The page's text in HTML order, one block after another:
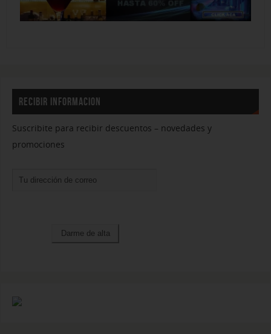
RECIBIR INFORMACION
Suscribite para recibir descuentos – novedades y
promociones